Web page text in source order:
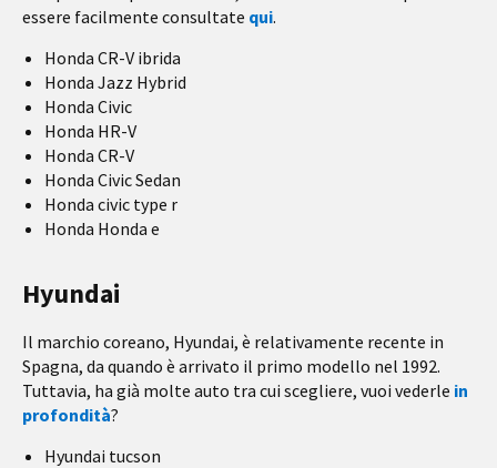
essere facilmente consultate qui.
Honda CR-V ibrida
Honda Jazz Hybrid
Honda Civic
Honda HR-V
Honda CR-V
Honda Civic Sedan
Honda civic type r
Honda Honda e
Hyundai
Il marchio coreano, Hyundai, è relativamente recente in
Spagna, da quando è arrivato il primo modello nel 1992.
Tuttavia, ha già molte auto tra cui scegliere, vuoi vederle in
profondità?
Hyundai tucson